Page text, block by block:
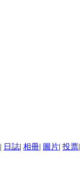
| 日誌| 相冊| 圖片| 投票|